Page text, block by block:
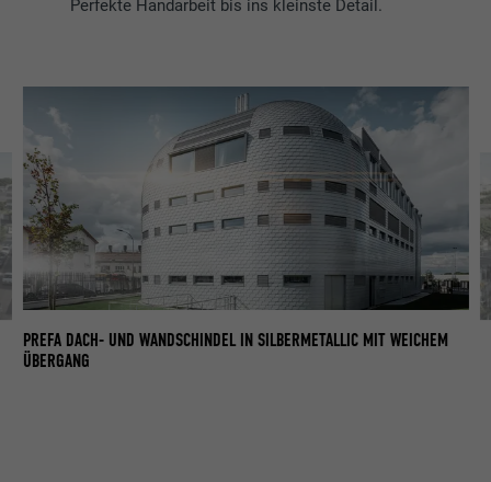
Perfekte Handarbeit bis ins kleinste Detail.
PREFA DACH- UND WANDSCHINDEL IN SILBERMETALLIC MIT WEICHEM
ÜBERGANG